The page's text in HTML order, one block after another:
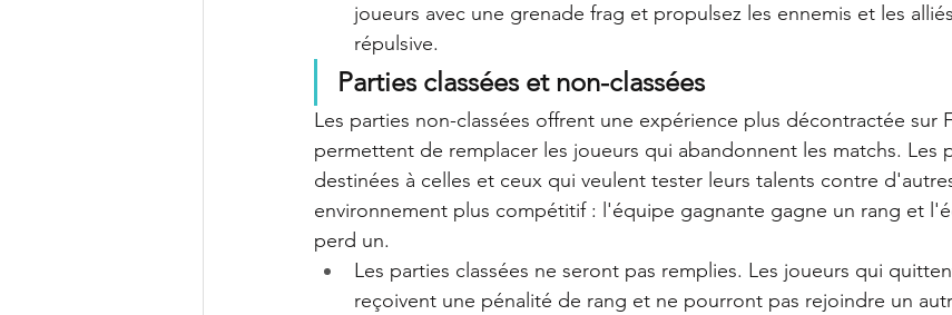
joueurs avec une grenade frag et propulsez les ennemis et les
répulsive.
Parties classées et non-classées
Les parties non-classées offrent une expérience plus décontractée sur
permettent de remplacer les joueurs qui abandonnent les matchs. Les
destinées à celles et ceux qui veulent tester leurs talents contre
environnement plus compétitif : l'équipe gagnante gagne un rang et
perd un.
Les parties classées ne seront pas remplies. Les joueurs qui
reçoivent une pénalité de rang et ne pourront pas rejoindre un